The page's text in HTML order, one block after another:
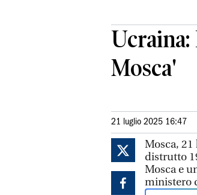
Ucraina:
Mosca'
21 luglio 2025 16:47
Mosca,
distrutto
Mosca e
ministero